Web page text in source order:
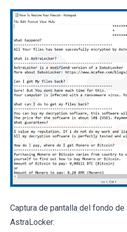
Captura de pantalla del fondo
AstraLocker: